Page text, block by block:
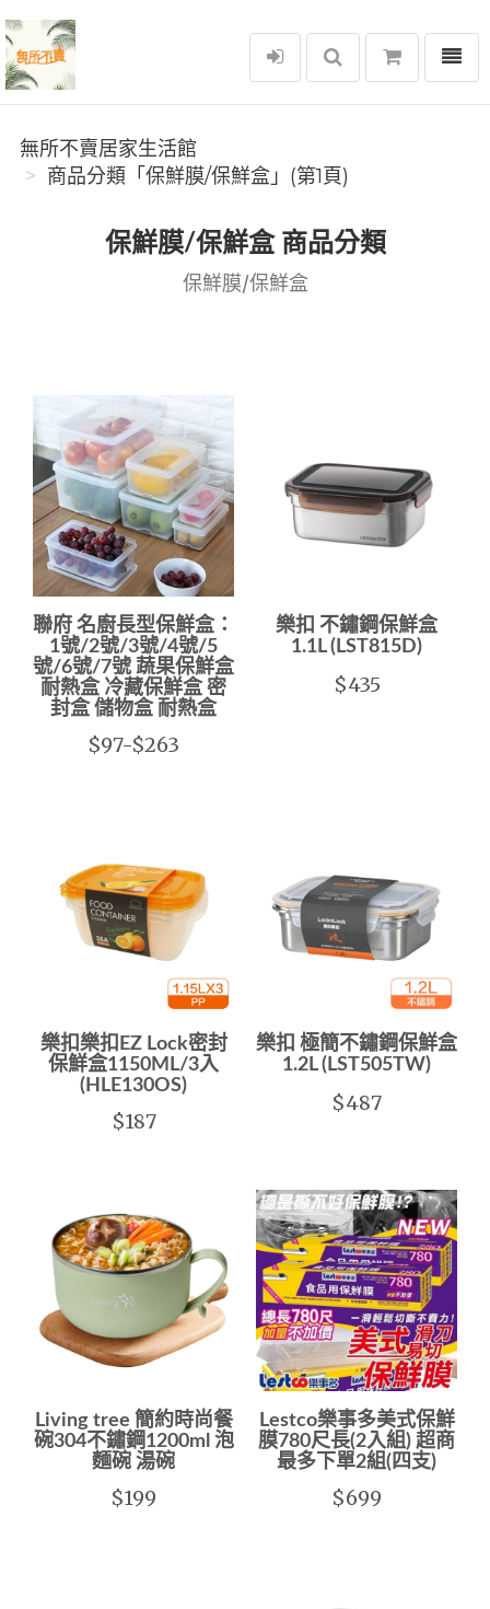
無所不賣居家生活館
選單
無所不賣居家生活館
商品分類「保鮮膜/保鮮盒」(第1頁)
保鮮膜/保鮮盒 商品分類
保鮮膜/保鮮盒
聯府 名廚長型保鮮盒：
1號/2號/3號/4號/5
號/6號/7號 蔬果保鮮盒
耐熱盒 冷藏保鮮盒 密
封盒 儲物盒 耐熱盒
$97-$263
樂扣 不鏽鋼保鮮盒
1.1L (LST815D)
$435
樂扣樂扣EZ Lock密封
保鮮盒1150ML/3入
(HLE130OS)
$187
樂扣 極簡不鏽鋼保鮮盒
1.2L (LST505TW)
$487
Living tree 簡約時尚餐
碗304不鏽鋼1200ml 泡
麵碗 湯碗
$199
Lestco樂事多美式保鮮
膜780尺長(2入組) 超商
最多下單2組(四支)
$699